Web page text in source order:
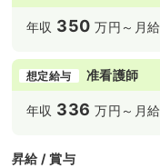
年収 350 万円～ 月給
想定給与 准看護師
年収 336 万円～ 月給
昇給 / 賞与